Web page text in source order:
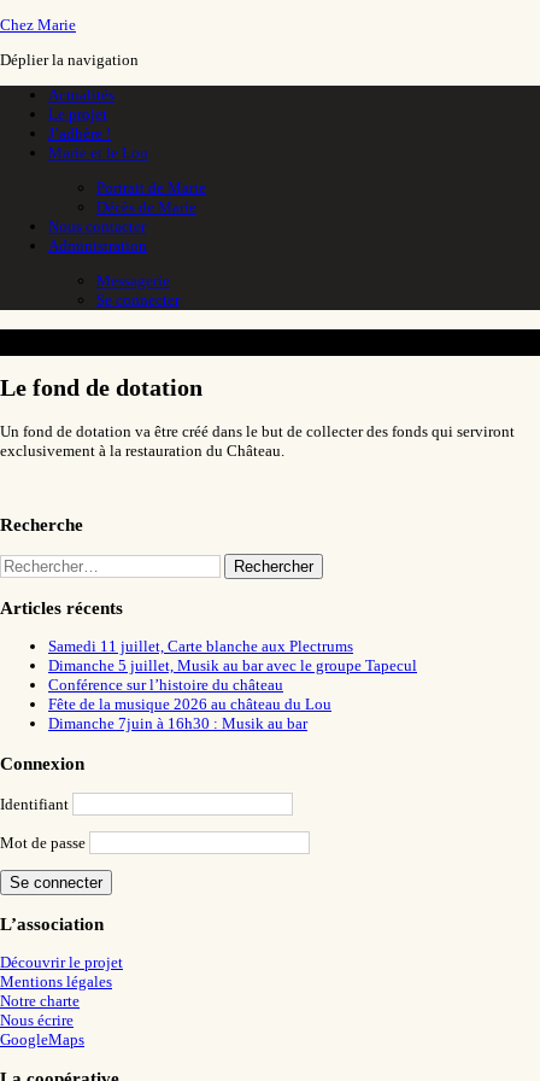
Chez Marie
Déplier la navigation
Actualités
Le projet
J’adhère !
Marie et le Lou
Portrait de Marie
Décès de Marie
Nous contacter
Administration
Messagerie
Se connecter
Le fond de dotation
Un fond de dotation va être créé dans le but de collecter des fonds qui serviront
exclusivement à la restauration du Château.
Recherche
Rechercher :
Articles récents
Samedi 11 juillet, Carte blanche aux Plectrums
Dimanche 5 juillet, Musik au bar avec le groupe Tapecul
Conférence sur l’histoire du château
Fête de la musique 2026 au château du Lou
Dimanche 7juin à 16h30 : Musik au bar
Connexion
Identifiant
Mot de passe
L’association
Découvrir le projet
Mentions légales
Notre charte
Nous écrire
GoogleMaps